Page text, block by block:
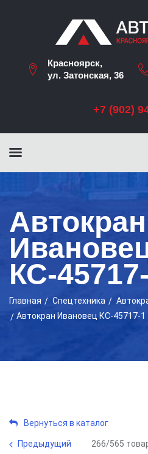
Красноярск,
ул. Затонская, 36
+7 (902)
Автокран
КС-
Главная Cпецтехника
Автокран Ивановец КС-45717-1
Вернуться в каталог
Предыдущий 266/565